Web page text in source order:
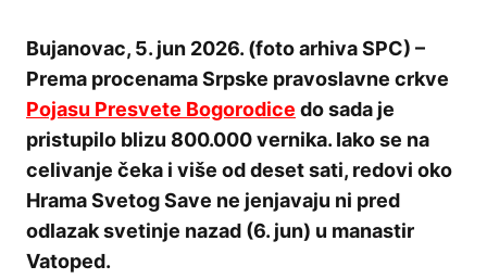
Bujanovac, 5. jun 2026. (foto arhiva SPC) –
Prema procenama Srpske pravoslavne crkve
Pojasu Presvete Bogorodice do sada je
pristupilo blizu 800.000 vernika. Iako se na
celivanje čeka i više od deset sati, redovi oko
Hrama Svetog Save ne jenjavaju ni pred
odlazak svetinje nazad (6. jun) u manastir
Vatoped.